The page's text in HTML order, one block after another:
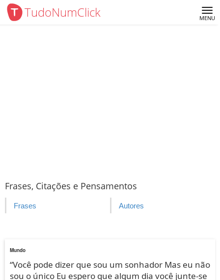
TudoNumClick MENU
Frases, Citações e Pensamentos
Frases Autores
Mundo
“Você pode dizer que sou um sonhador Mas eu não
sou o único Eu espero que algum dia você junte-se